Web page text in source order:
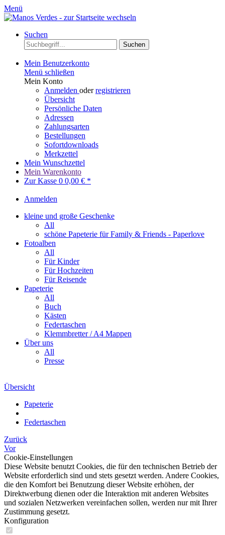
Menü
Suchen
Suchen
Mein Benutzerkonto
Menü schließen
Mein Konto
Anmelden oderregistrieren
Übersicht
Persönliche Daten
Adressen
Zahlungsarten
Bestellungen
Sofortdownloads
Merkzettel
Mein Wunschzettel
Mein Warenkonto
Zur Kasse 0 0,00 € *
Anmelden
kleine und große Geschenke
All
schöne Papeterie für Family & Friends - Paperlove
Fotoalben
All
Für Kinder
Für Hochzeiten
Für Reisende
Papeterie
All
Buch
Kästen
Federtaschen
Klemmbretter / A4 Mappen
Über uns
All
Presse
Übersicht
Papeterie
Federtaschen
Zurück
Vor
Cookie-Einstellungen
Diese Website benutzt Cookies, die für den technischen Betrieb der
Website erforderlich sind und stets gesetzt werden. Andere Cookies,
die den Komfort bei Benutzung dieser Website erhöhen, der
Direktwerbung dienen oder die Interaktion mit anderen Websites
und sozialen Netzwerken vereinfachen sollen, werden nur mit Ihrer
Zustimmung gesetzt.
Konfiguration